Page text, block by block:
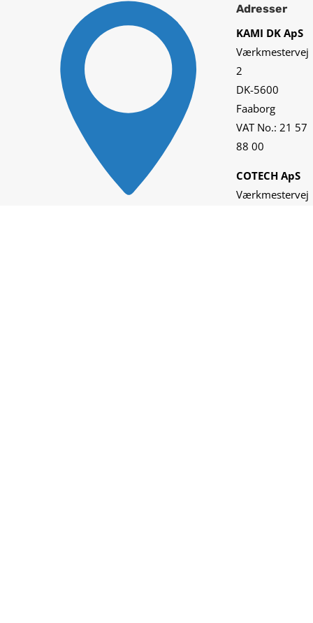
 Adresser
KAMI DK ApS
Værkmestervej
2
DK-5600
Faaborg
VAT No.: 21 57
88 00
COTECH ApS
Værkmestervej